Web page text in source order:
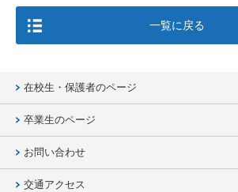
一覧に戻る
在校生・保護者のページ
卒業生のページ
お問い合わせ
交通アクセス